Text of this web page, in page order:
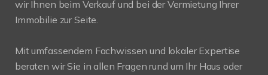
wir Ihnen beim Verkauf und bei der Vermietung Ihrer
Immobilie zur Seite.
Mit umfassendem Fachwissen und lokaler Expertise
beraten wir Sie in allen Fragen rund um Ihr Haus oder